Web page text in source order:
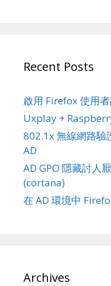
Recent Posts
啟用 Firefox 使用
Uxplay +
802.1x 無線網路驗
AD
AD GPO 隱藏討人
(cortana)
在 AD 環境中
Archives